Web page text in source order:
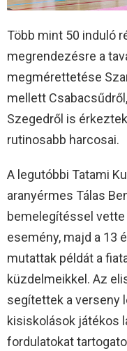
Több mint 50 induló
megrendezésre a
megmérettetése
mellett
Szegedről is
rutinosabb harcosai.
A legutóbbi Tatami
aranyérmes Tálas
bemelegítéssel
esemény, majd a 13
mutattak példát a
küzdelmeikkel. Az
segítettek a verseny
kisiskolások játékos
fordulatokat